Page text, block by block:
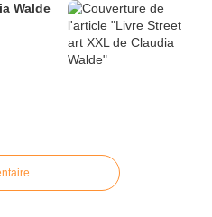
Walde